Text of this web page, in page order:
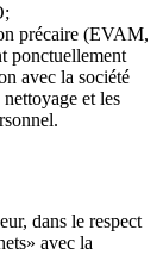
précaire (EVAM,
ponctuellement
avec la société
et les
dans le respect
avec la